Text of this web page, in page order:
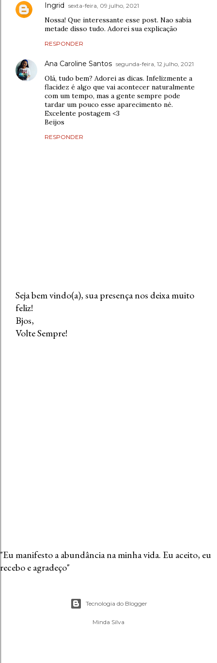
Ingrid sexta-feira, 09 julho, 2021
Nossa! Que interessante esse post. Nao sabia
metade disso tudo. Adorei sua explicação
RESPONDER
Ana Caroline Santos segunda-feira, 12 julho, 2021
Olá, tudo bem? Adorei as dicas. Infelizmente a
flacidez é algo que vai acontecer naturalmente
com um tempo, mas a gente sempre pode
tardar um pouco esse aparecimento né.
Excelente postagem <3
Beijos
RESPONDER
P
o
s
Seja bem vindo(a), sua presença nos deixa muito
feliz!
Bjos,
Volte Sempre!
"Eu manifesto a abundância na minha vida. Eu aceito, eu
recebo e agradeço"
Tecnologia do Blogger
Minda Silva